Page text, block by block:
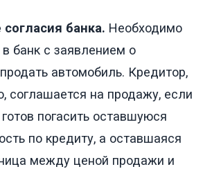
банка. Необходимо
в банк с заявлением о
автомобиль. Кредитор,
соглашается на продажу, если
погасить оставшуюся
по кредиту, а оставшаяся
между ценой продажи и